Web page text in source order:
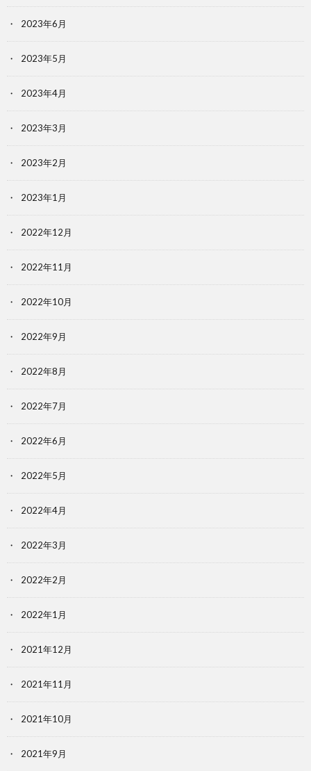
2023年6月
2023年5月
2023年4月
2023年3月
2023年2月
2023年1月
2022年12月
2022年11月
2022年10月
2022年9月
2022年8月
2022年7月
2022年6月
2022年5月
2022年4月
2022年3月
2022年2月
2022年1月
2021年12月
2021年11月
2021年10月
2021年9月